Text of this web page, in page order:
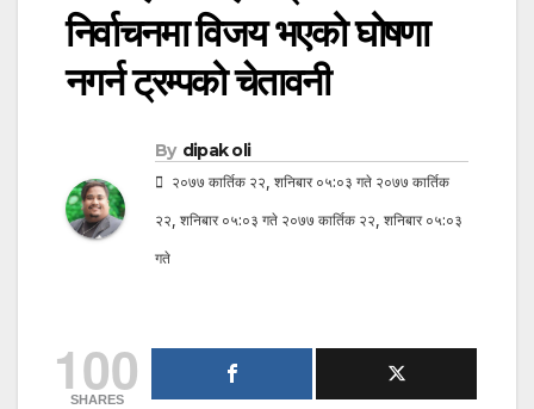
निर्वाचनमा विजय भएको घोषणा
नगर्न ट्रम्पको चेतावनी
By dipak oli
२०७७ कार्तिक २२, शनिबार ०५:०३ गते २०७७ कार्तिक
२२, शनिबार ०५:०३ गते २०७७ कार्तिक २२, शनिबार ०५:०३
गते
100
SHARES